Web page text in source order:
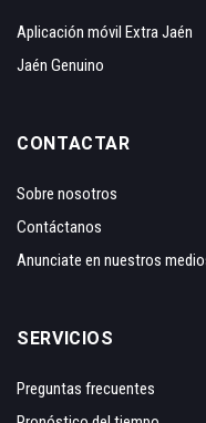
Aplicación móvil Extra Jaén
Jaén Genuino
CONTACTAR
Sobre nosotros
Contáctanos
Anunciate en nuestros
SERVICIOS
Preguntas frecuentes